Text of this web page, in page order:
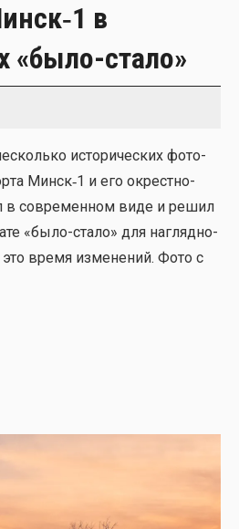
в
«было-стало»
исто­ри­че­ских фото­
Минск‑1 и его окрест­но­
в совре­мен­ном виде и решил
«было-ста­ло» для нагляд­но­
вре­мя изме­не­ний. Фото с